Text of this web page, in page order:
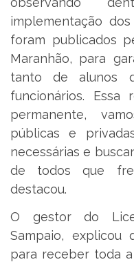
implementação
foram publicados
Maranhão, para
tanto de alunos
funcionários.
permanente,
públicas e
necessárias e
de todos que
destacou.
O gestor do
Sampaio,
para receber toda